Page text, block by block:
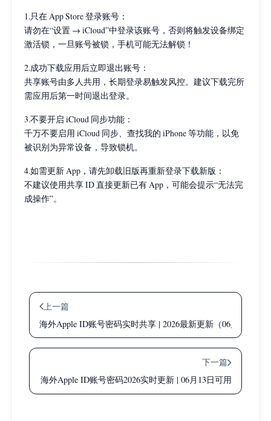
1.只在 App Store 登录账号：
请勿在“设置 → iCloud”中登录该账号，否则将触发设备绑定
激活锁，一旦账号被锁，手机可能无法解锁！
2.成功下载应用后立即退出账号：
共享账号由多人共用，长期登录易触发风控。建议下载完所
需应用后第一时间退出登录。
3.不要开启 iCloud 同步功能：
千万不要启用 iCloud 同步、查找我的 iPhone 等功能，以免
被识别为异常设备，导致锁机。
4.如需更新 App，请先卸载旧版再重新登录下载新版：
不建议使用共享 ID 直接更新已有 App，可能会提示“无法完
成操作”。
上一篇
海外Apple ID账号密码实时共享 | 2026最新更新（06月11日）
下一篇
海外Apple ID账号密码2026实时更新 | 06月13日可用